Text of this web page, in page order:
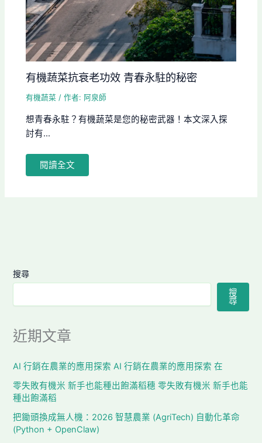
有機蔬菜抗衰老功效 青春永駐的秘密
有機蔬菜 / 作者: 阿泉師
想青春永駐？有機蔬菜是您的秘密武器！本文深入探
討有...
閱讀全文
搜尋
搜
尋
近期文章
AI 行銷在農業的應用探索 AI 行銷在農業的應用探索 在
零失敗有機米 新手也能種出飽滿稻穗 零失敗有機米 新手也能
種出飽滿稻
把鋤頭換成無人機：2026 智慧農業 (AgriTech) 自動化革命
(Python + OpenClaw)